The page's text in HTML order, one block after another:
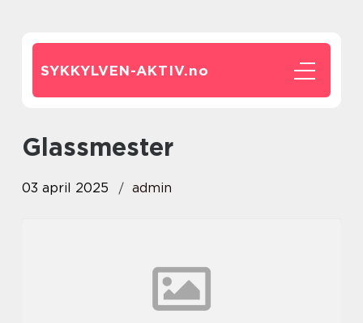
SYKKYLVEN-AKTIV.no
glassmester
03 april 2025 admin